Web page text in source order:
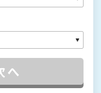
へ